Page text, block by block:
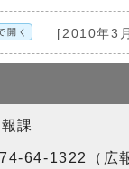
開く [2010年3
課
64-1322（広